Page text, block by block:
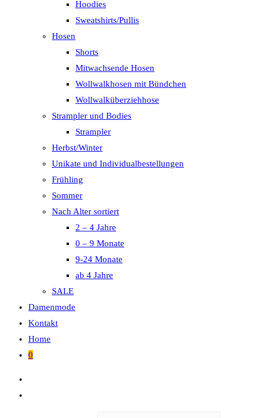
Hoodies
Sweatshirts/Pullis
Hosen
Shorts
Mitwachsende Hosen
Wollwalkhosen mit Bündchen
Wollwalküberziehhose
Strampler und Bodies
Strampler
Herbst/Winter
Unikate und Individualbestellungen
Frühling
Sommer
Nach Alter sortiert
2 – 4 Jahre
0 – 9 Monate
9-24 Monate
ab 4 Jahre
SALE
Damenmode
Kontakt
Home
0